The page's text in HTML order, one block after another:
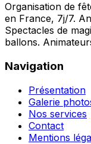
Organisation de
en France, 7j/7.
Spectacles de
ballons.
Navigation
Présentation
Galerie
Nos services
Contact
Mentions